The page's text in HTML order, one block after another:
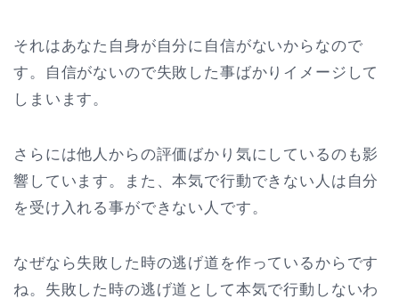
それはあなた自身が自分に自信がないからなので
す。自信がないので失敗した事ばかりイメージして
しまいます。
さらには他人からの評価ばかり気にしているのも影
響しています。また、本気で行動できない人は自分
を受け入れる事ができない人です。
なぜなら失敗した時の逃げ道を作っているからです
ね。失敗した時の逃げ道として本気で行動しないわ